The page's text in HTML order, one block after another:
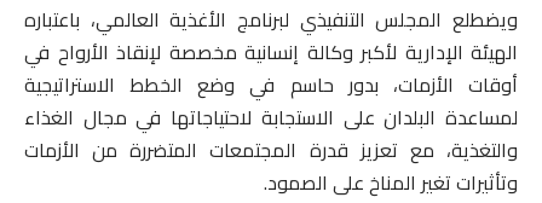
ويضطلع المجلس التنفيذي لبرنامج الأغذية العالمي، باعتباره
الهيئة الإدارية لأكبر وكالة إنسانية مخصصة لإنقاذ الأرواح في
أوقات الأزمات، بدور حاسم في وضع الخطط الاستراتيجية
لمساعدة البلدان على الاستجابة لاحتياجاتها في مجال الغذاء
والتغذية، مع تعزيز قدرة المجتمعات المتضررة من الأزمات
وتأثيرات تغير المناخ على الصمود.